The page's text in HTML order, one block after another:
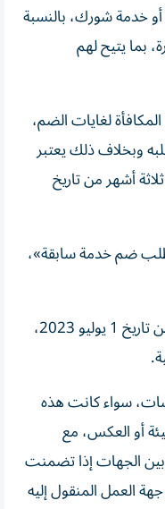
من الضم التلقائي أو خدمة شورك، بالنسبة
بما يتيح لهم
لغايات الضم،
وبخلاف ذلك يعتبر
أشهر من تاريخ
خدمة «طلب ضم خدمة سابقة»،
وقالت إن«شورك» لا ينطبق على مدد الخدمة السابقة للعمل بإجراءاته، وإنما يشمل فقط مدد الخدمة التي تنتهي من تاريخ 1 يوليو 2023،
سواء كانت هذه
أو العكس، مع
بين الجهات إذا تضمنت
العمل المنقول إليه